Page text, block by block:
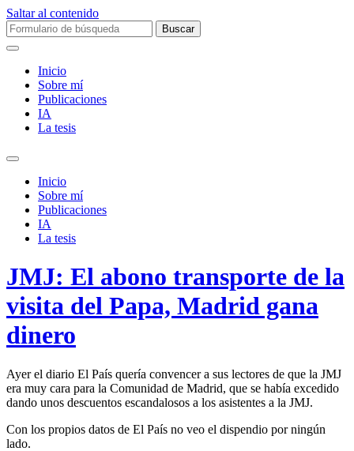
Saltar al contenido
Buscar:
Inicio
Sobre mí­
Publicaciones
IA
La tesis
Alternar
campo
búsqueda
Inicio
Sobre mí­
Publicaciones
IA
La tesis
JMJ: El abono transporte de la
visita del Papa, Madrid gana
dinero
Ayer el diario El País quería convencer a sus lectores de que la JMJ
era muy cara para la Comunidad de Madrid, que se había excedido
dando unos descuentos escandalosos a los asistentes a la JMJ.
Con los propios datos de El País no veo el dispendio por ningún
lado.